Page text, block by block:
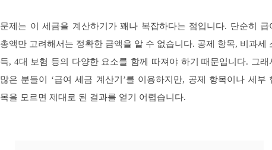
문제는 이 세금을 계산하기가 꽤나 복잡하다는 점입니다. 단순히 급
총액만 고려해서는 정확한 금액을 알 수 없습니다. 공제 항목, 비과세
득, 4대 보험 등의 다양한 요소를 함께 따져야 하기 때문입니다. 그래
많은 분들이 ‘급여 세금 계산기’를 이용하지만, 공제 항목이나 세부
목을 모르면 제대로 된 결과를 얻기 어렵습니다.